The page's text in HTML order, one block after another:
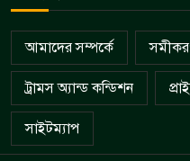
আমাদের সম্পর্কে
ট্রামস অ্যান্ড কন্ডিশন
সাইটম্যাপ